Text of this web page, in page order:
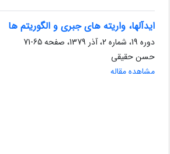
ایدآلها، واریته های جبری و الگوریتم ها
دوره 19، شماره 2، آذر 1379، صفحه
65-71
حسن حقیقی
مشاهده مقاله